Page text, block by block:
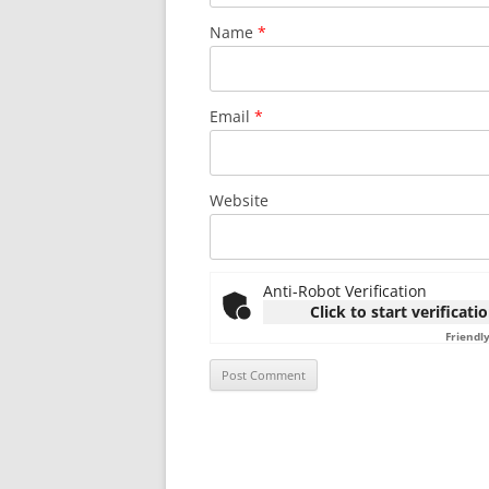
Name *
Email *
Website
Anti-Robot Verification
Click to start
Friendly